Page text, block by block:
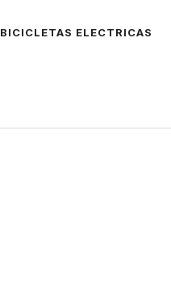
BICICLETAS ELECTRICAS